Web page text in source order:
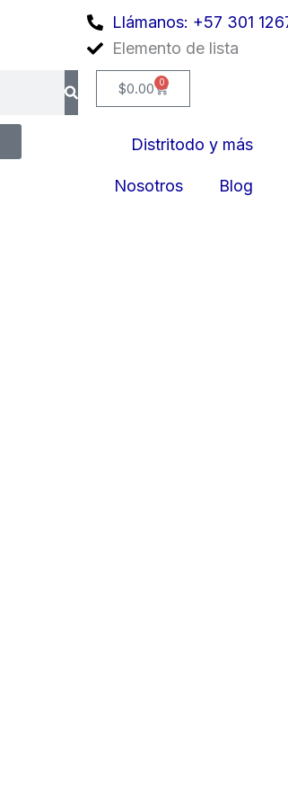
Llámanos: +57 301
Elemento de lista
$0.00 0
Cart
Distritodo y más
Nosotros Blog